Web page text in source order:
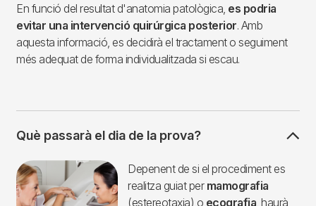
En funció del resultat d'anatomia patològica, es podria
evitar una intervenció quirúrgica posterior. Amb
aquesta informació, es decidirà el tractament o seguiment
més adequat de forma individualitzada si escau.
Què passarà el dia de la prova?
Imagen
Depenent de si el procediment es
realitza guiat per mamografia
(estereotaxia) o ecografia , haurà